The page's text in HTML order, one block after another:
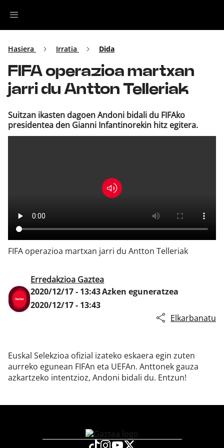
Irratia
Top Gaztea
Podcastak
Musika
Hasiera Irratia Dida
FIFA operazioa martxan
jarri du Antton Telleriak
Suitzan ikasten dagoen Andoni bidali du FIFAko
presidentea den Gianni Infantinorekin hitz egitera.
FIFA operazioa martxan jarri du Antton Telleriak
Erredakzioa Gaztea
2020/12/17 - 13:43Azken eguneratzea
2020/12/17 - 13:43
Elkarbanatu
Euskal Selekzioa ofizial izateko eskaera egin zuten
aurreko egunean FIFAn eta UEFAn. Anttonek gauza
azkartzeko intentzioz, Andoni bidali du. Entzun!